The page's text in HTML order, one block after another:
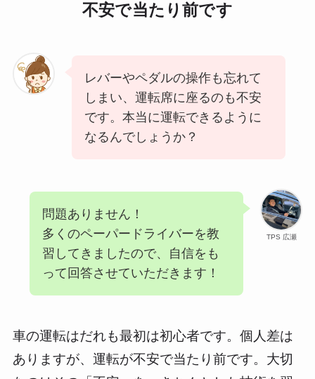
不安で当たり前です
レバーやペダルの操作も忘れて
しまい、運転席に座るのも不安
です。本当に運転できるように
なるんでしょうか？
TPS 広瀬
問題ありません！
多くのペーパードライバーを教
習してきましたので、自信をも
って回答させていただきます！
車の運転はだれも最初は初心者です。個人差は
ありますが、運転が不安で当たり前です。大切